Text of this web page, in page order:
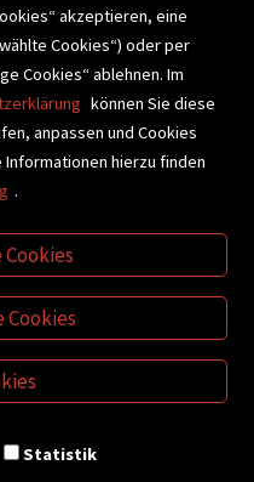
GmbH
akzeptieren, eine
Cookies“) oder per
Cookies“ ablehnen. Im
können Sie diese
anpassen und Cookies
Informationen hierzu finden
.
Cookies
Statistik